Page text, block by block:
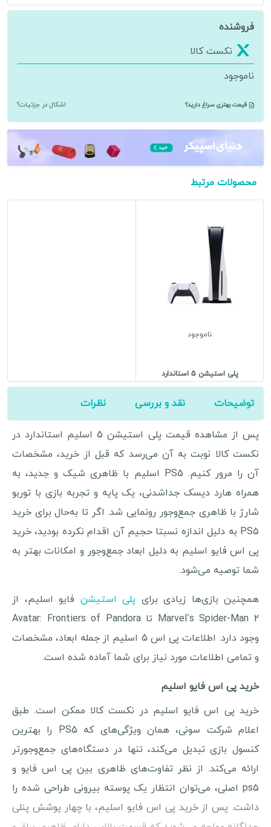
فروشنده
نکست کالا
ناموجود
قیمت بهتری سراغ دارید؟ اشکال در جزئیات؟
محصولات مرتبط
ناموجود
پلی استیشن 5 استاندارد
توضیحات نقد و بررسی نظرات
پس از مشاهده قیمت پلی استیشن 5 اسلیم استاندارد در
نکست کالا نوبت به آن می‌رسد که قبل از خرید، مشخصات
آن را مرور کنیم. PS5 اسلیم با ظاهری شیک و جدید، به
همراه هارد دیسک جداشدنی، یک پایه و تجربه بازی با توربو
شارژ با ظاهری جمع‌وجور رونمایی شد. اگر تا به‌حال برای خرید
PS5 به دلیل اندازه نسبتا حجیم آن اقدام نکرده بودید، خرید
پی اس فایو اسلیم به دلیل ابعاد جمع‌وجور و امکانات بهتر به
شما توصیه می‌شود.
همچنین بازی‌ها زیادی برای پلی استیشن فایو اسلیم، از
Marvel’s Spider-Man 2 تا Avatar: Frontiers of Pandora
وجود دارد. اطلاعات پی اس 5 اسلیم از جمله ابعاد، مشخصات
و تمامی اطلاعات مورد نیاز برای شما آماده شده است.
خرید پی اس فایو اسلیم
خرید پی اس فایو اسلیم در نکست کالا ممکن است. طبق
اعلام شرکت سونی، همان ویژگی‌های که PS5 را بهترین
کنسول بازی تبدیل می‌کند، تنها در دستگاه‌های جمع‌وجورتر
ارائه می‌کند. از نظر تفاوت‌های ظاهری بین پی اس فایو و
ps5 اصلی، می‌توان انتظار یک پوسته بیرونی طراحی شده را
داشت. پس از خرید پی اس فایو اسلیم، با چهار پوشش پنلی